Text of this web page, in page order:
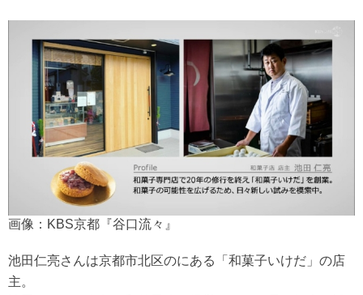
画像：KBS京都『谷口流々』
池田仁亮さんは京都市北区のにある「和菓子いけだ」の店
主。